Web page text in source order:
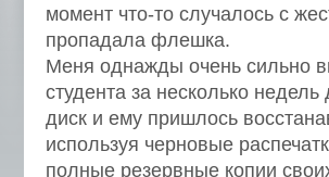
момент что-то случалось с
пропадала флешка.
Меня однажды очень сильно
студента за несколько
диск и ему пришлось
используя черновые
полные резервные копии